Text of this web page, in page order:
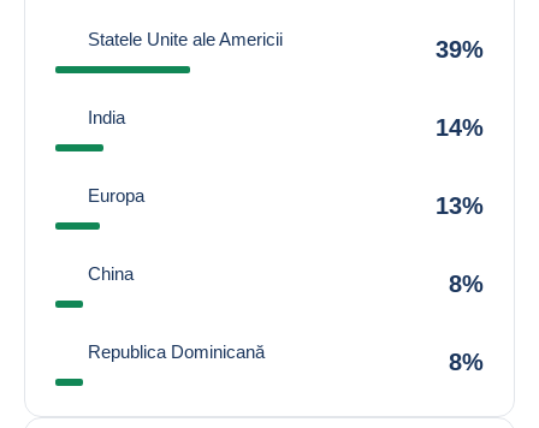
Statele Unite ale Americii 39%
India 14%
Europa 13%
China 8%
Republica Dominicană 8%